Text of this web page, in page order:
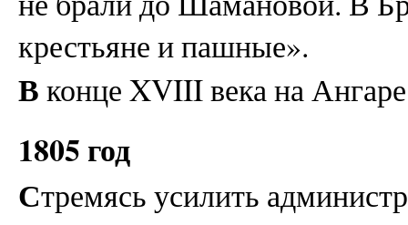
крестьяне и пашные».
Вконце XVIII века на
1805 год
Стремясь усилить